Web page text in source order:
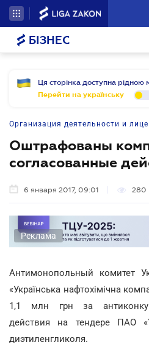
БІЗНЕС
Ця сторінка доступна рідною
Перейти на українську
Организация деятельности и
Оштрафованы
согласованные
6 января 2017, 09:01 280
Реклама
Антимонопольный комитет
«Українська нафтохімічна
1,1 млн грн за
действия на тендере ПАО
диэтиленгликоля.